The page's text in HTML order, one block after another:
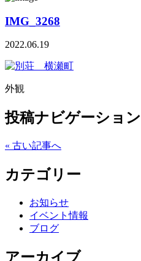
IMG_3268
2022.06.19
外観
投稿ナビゲーション
« 古い記事へ
カテゴリー
お知らせ
イベント情報
ブログ
アーカイブ